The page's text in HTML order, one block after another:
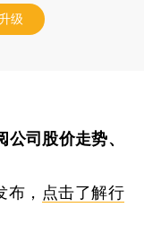
级
公司股价走势、
， 点击了解行